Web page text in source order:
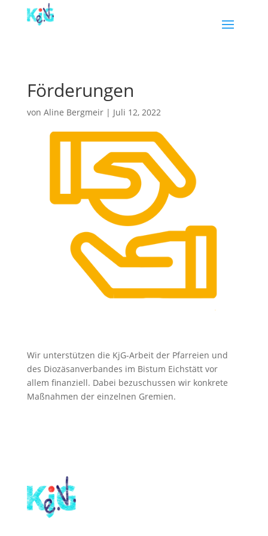
Förderungen
von Aline Bergmeir| Juli 12, 2022
Wir unterstützen die KjG-Arbeit der Pfarreien und
des Diozäsanverbandes im Bistum Eichstätt vor
allem finanziell. Dabei bezuschussen wir konkrete
Maßnahmen der einzelnen Gremien.